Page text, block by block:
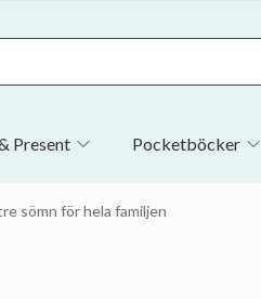
Present Pocketböcker
sömn för hela familjen